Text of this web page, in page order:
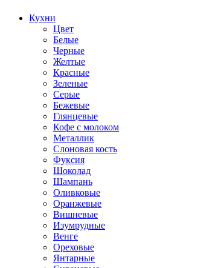
Кухни
Цвет
Белые
Черные
Желтые
Красные
Зеленые
Серые
Бежевые
Глянцевые
Кофе с молоком
Металлик
Слоновая кость
Фуксия
Шоколад
Шампань
Оливковые
Оранжевые
Вишневые
Изумрудные
Венге
Ореховые
Янтарные